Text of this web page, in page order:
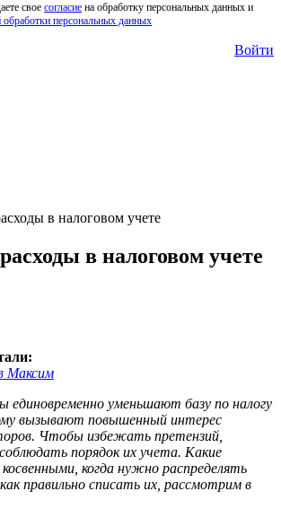
свое согласие на обработку персональных данных и
обработки персональных данных
Войти
в налоговом учете
в налоговом учете
Максим
единовременно уменьшают базу по налогу
вызывают повышенный интерес
Чтобы избежать претензий,
порядок их учета. Какие
когда нужно распределять
правильно списать их, рассмотрим в